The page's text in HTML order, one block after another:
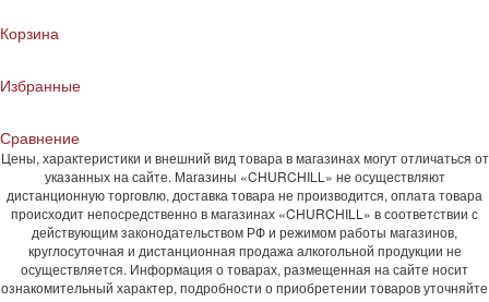
Корзина
Избранные
Сравнение
Цены, характеристики и внешний вид товара в магазинах могут отличаться от
указанных на сайте. Магазины «CHURCHILL» не осуществляют
дистанционную торговлю, доставка товара не производится, оплата товара
происходит непосредственно в магазинах «CHURCHILL» в соответствии с
действующим законодательством РФ и режимом работы магазинов,
круглосуточная и дистанционная продажа алкогольной продукции не
осуществляется. Информация о товарах, размещенная на сайте носит
ознакомительный характер, подробности о приобретении товаров уточняйте